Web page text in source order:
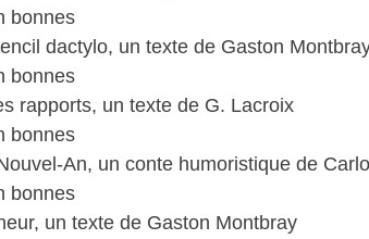
bonnes
dactylo, un texte de Gaston
bonnes
rapports, un texte de G. Lacroix
bonnes
An, un conte humoristique de
bonnes
un texte de Gaston Montbray